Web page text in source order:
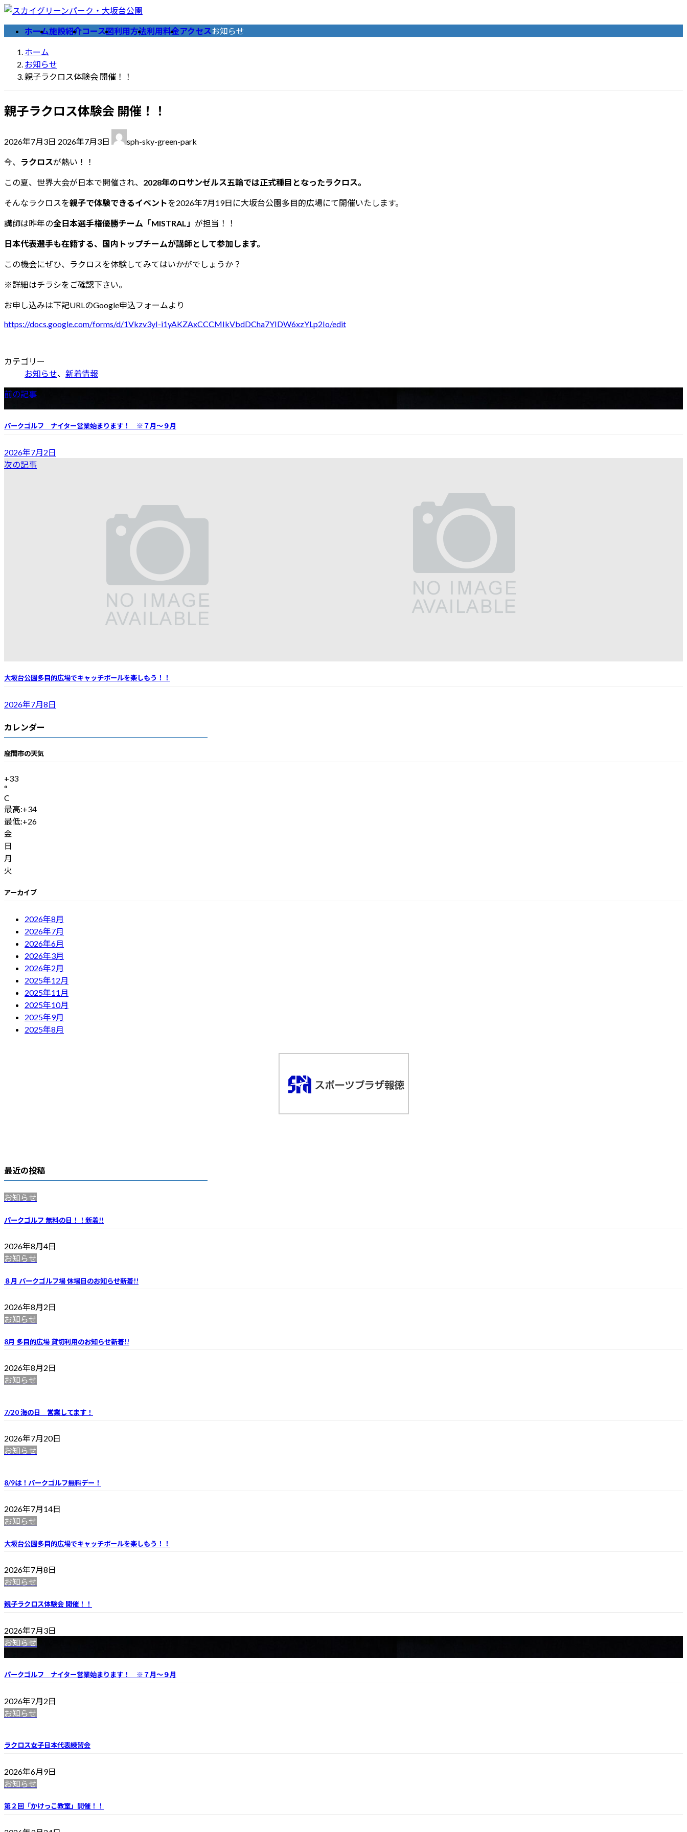
コ
ン
テ
ッ
プ
ナ
ビ
ゲ
移
動
ホーム施設紹介コース図利用方法利用料金アクセスお知らせ
ホーム
お知らせ
親子ラクロス体験会 開催！！
親子ラクロス体験会 開催！！
2026年7月3日
終
更
日
:
2026年7月3日 sph-sky-green-park
今、 ラクロスが熱い！！
この夏、世界大会が日本で開催され、 2028年のロサンゼルス五輪では正式種目となったラクロス。
そんなラクロスを親子で体験できるイベントを2026年7月19日に大坂台公園多目的広場にて開催いたします。
講師は昨年の全日本選手権優勝チーム「MISTRAL」 が担当！！
日本代表選手も在籍する、国内トップチームが講師として参加します。
この機会にぜひ、ラクロスを体験してみてはいかがでしょうか？
※詳細はチラシをご確認下さい。
お申し込みは下記URLのGoogle申込フォームより
https://docs.google.com/forms/d/1Vkzv3yI-i1yAKZAxCCCMIkVbdDCha7YIDW6xzYLp2Io/edit
カテゴリー
お知らせ、 新着情報
前の記事
パークゴルフ ナイター営業始まります！ ※７月～９月
2026年7月2日
次の記事
大坂台公園多目的広場でキャッチボールを楽しもう！！
2026年7月8日
カレンダー
座間市の天気
+33
°
C
最高:+34
最低:+26
金
日
月
火
アーカイブ
2026年8月
2026年7月
2026年6月
2026年3月
2026年2月
2025年12月
2025年11月
2025年10月
2025年9月
2025年8月
最近の投稿
お知らせ
パークゴルフ 無料の日！！ 新着!!
2026年8月4日
お知らせ
８月 パークゴルフ場 休場日のお知らせ新着!!
2026年8月2日
お知らせ
8月 多目的広場 貸切利用のお知らせ新着!!
2026年8月2日
お知らせ
7/20 海の日 営業してます！
2026年7月20日
お知らせ
8/9は！パークゴルフ無料デー！
2026年7月14日
お知らせ
大坂台公園多目的広場でキャッチボールを楽しもう！！
2026年7月8日
お知らせ
親子ラクロス体験会 開催！！
2026年7月3日
お知らせ
パークゴルフ ナイター営業始まります！ ※７月～９月
2026年7月2日
お知らせ
ラクロス女子日本代表練習会
2026年6月9日
お知らせ
第２回「かけっこ教室」開催！！